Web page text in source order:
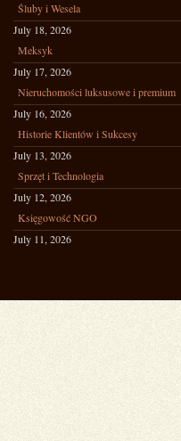
Śluby i Wesela
July 18, 2026
Meksyk
July 17, 2026
Nieruchomości luksusowe i premium
July 16, 2026
Historie Klientów i Sukcesy
July 13, 2026
Sprzęt i Technologia
July 12, 2026
Księgowość NGO
July 11, 2026